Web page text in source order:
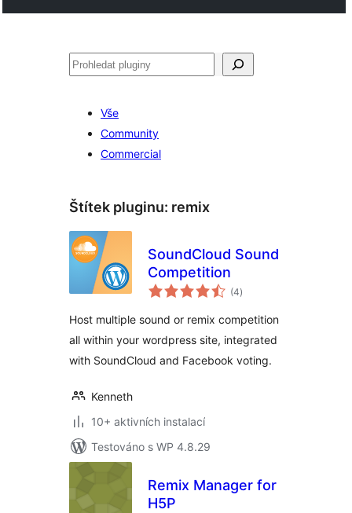
Hledat
Vše
Community
Commercial
Štítek pluginu: remix
SoundCloud Sound
Competition
(4celkové
hodnocení
)
Host multiple sound or remix competition
all within your wordpress site, integrated
with SoundCloud and Facebook voting.
Kenneth
10+ aktivních instalací
Testováno s WP 4.8.29
Remix Manager for
H5P